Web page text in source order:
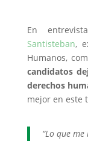
En
Santisteban,
Humanos,
candidatos
derechos
mejor en este
“Lo que